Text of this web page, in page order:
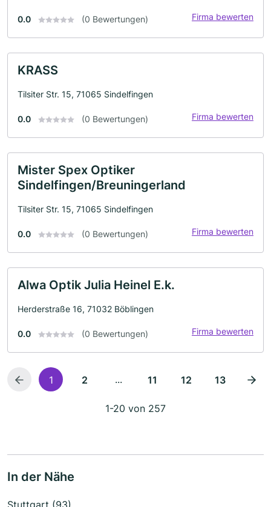
0.0 (0 Bewertungen) Firma bewerten
KRASS
Tilsiter Str. 15, 71065 Sindelfingen
0.0 (0 Bewertungen) Firma bewerten
Mister Spex Optiker
Sindelfingen/Breuningerland
Tilsiter Str. 15, 71065 Sindelfingen
0.0 (0 Bewertungen) Firma bewerten
Alwa Optik Julia Heinel E.k.
Herderstraße 16, 71032 Böblingen
0.0 (0 Bewertungen) Firma bewerten
1 2 ... 11 12 13
1-20 von 257
In der Nähe
Stuttgart (93)